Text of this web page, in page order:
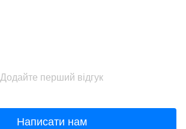
Додайте перший відгук
Написати нам